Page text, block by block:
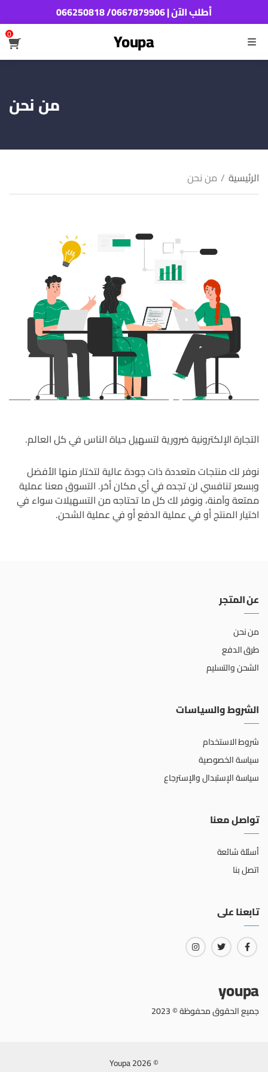
أطلب الآن | 0667879906/ 066250818
القائمة Youpa
0
من نحن
الرئيسية / من نحن
التجارة الإلكترونية ضرورية لتسهيل حياة الناس في كل العالم.
نوفر لك منتجات متعددة ذات جودة عالية لتختار منها الأفضل
وبسعر تنافسي لن تجده في أي مكان أخر. التسوق معنا عملية
ممتعة وآمنة، ونوفر لك كل ما تحتاجه من التسهيلات سواء في
اختيار المنتج أو في عملية الدفع أو في عملية الشحن.
عن المتجر
من نحن
طرق الدفع
الشحن والتسليم
الشروط والسياسات
شروط الاستخدام
سياسة الخصوصية
سياسة الإستبدال والإسترجاع
تواصل معنا
أسئلة شائعة
اتصل بنا
تابعنا على
youpa
جميع الحقوق محفوظة © 2023
© 2026 Youpa